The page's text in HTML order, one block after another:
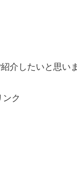
介したいと思いま
ンク